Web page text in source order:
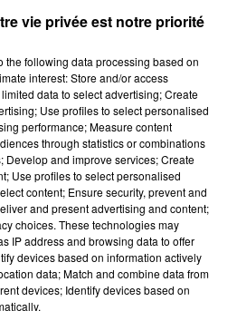
le 3 juillet prochain.
vie privée est notre priorité
the following data processing based on
interest: Store and/or access
data to select advertising; Create
Use profiles to select personalised
performance; Measure content
through statistics or combinations
Develop and improve services; Create
Use profiles to select personalised
content; Ensure security, prevent and
and present advertising and content;
choices. These technologies may
IP address and browsing data to offer
devices based on information actively
data; Match and combine data from
devices; Identify devices based on